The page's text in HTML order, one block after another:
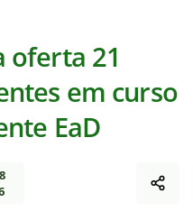
oferta 21
em curso
EaD